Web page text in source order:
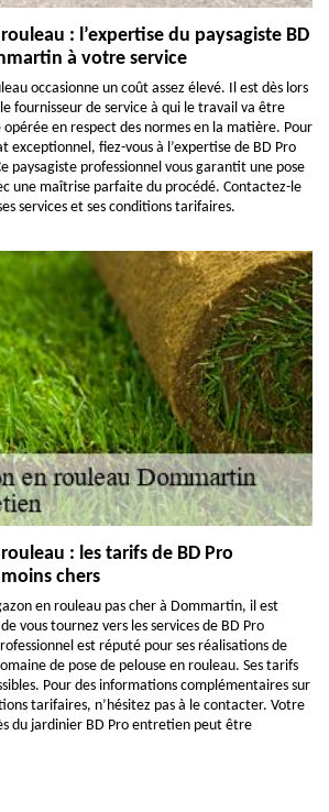
: l’expertise du paysagiste BD
à votre service
occasionne un coût assez élevé. Il est dès lors
fournisseur de service à qui le travail va être
en respect des normes en la matière. Pour
exceptionnel, fiez-vous à l’expertise de BD Pro
paysagiste professionnel vous garantit une pose
une maîtrise parfaite du procédé. Contactez-le
services et ses conditions tarifaires.
: les tarifs de BD Pro
chers
en rouleau pas cher à Dommartin, il est
vous tournez vers les services de BD Pro
est réputé pour ses réalisations de
de pose de pelouse en rouleau. Ses tarifs
Pour des informations complémentaires sur
tarifaires, n’hésitez pas à le contacter. Votre
du jardinier BD Pro entretien peut être